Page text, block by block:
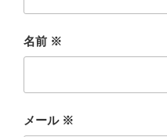
名前 ※
メール ※